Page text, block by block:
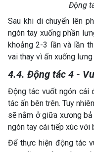
Động
Sau khi di chuyển lên
ngón tay xuống phần
khoảng 2-3 lần và lần
vai thay vì ấn xuống
4.4. Động tác 4 -
Động tác vuốt ngón cái
tác ấn bên trên. Tuy
sẽ nằm ở giữa xương
ngón tay cái tiếp xúc với
Để thực hiện động tác